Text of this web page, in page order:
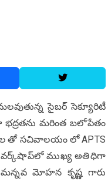
సైబర్ సెక్యూరిటీ
భద్రతను మరింత బలోపేతం
తో సచివాలయం లో APTS
వర్క్‌షాప్‌లో ముఖ్య అతిధిగా
మన్నవ మోహన కృష్ణ గారు